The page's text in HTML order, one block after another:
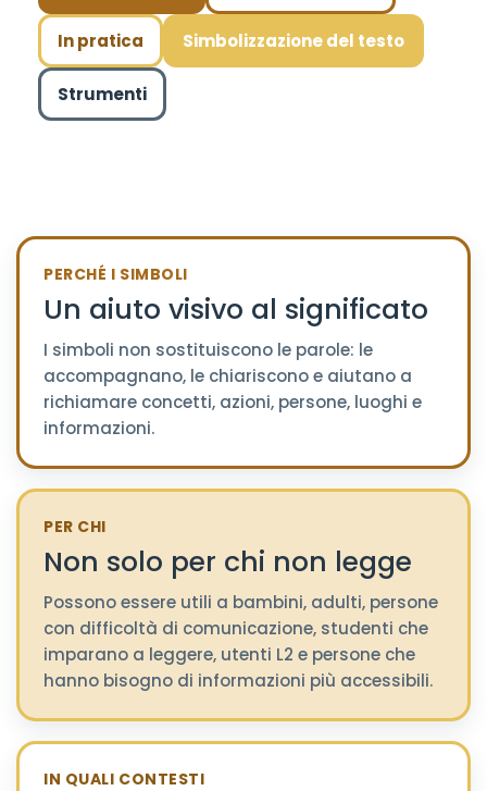
In pratica Simbolizzazione del testo
Strumenti
PERCHÉ I SIMBOLI
Un aiuto visivo al significato
I simboli non sostituiscono le parole: le
accompagnano, le chiariscono e aiutano a
richiamare concetti, azioni, persone, luoghi e
informazioni.
PER CHI
Non solo per chi non legge
Possono essere utili a bambini, adulti, persone
con difficoltà di comunicazione, studenti che
imparano a leggere, utenti L2 e persone che
hanno bisogno di informazioni più accessibili.
IN QUALI CONTESTI